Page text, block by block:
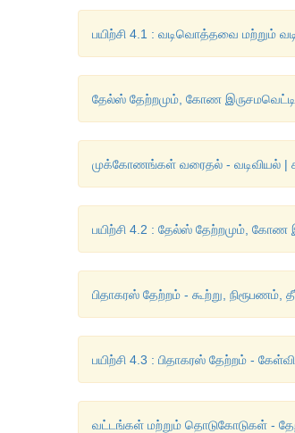
பயிற்சி 4.1 : வடிவொத்தவை மற்றும்
தேல்ஸ் தேற்றமும், கோண
முக்கோணங்கள் வரைதல் - வடிவியல் |
பயிற்சி 4.2 : தேல்ஸ் தேற்றமும், கோண
பிதாகரஸ் தேற்றம் - கூற்று, நிரூபணம்,
பயிற்சி 4.3 : பிதாகரஸ் தேற்றம் -
வட்டங்கள் மற்றும் தொடுகோடுகள் -